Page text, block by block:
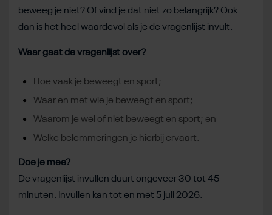
beweeg je niet? Of vind je dat niet zo belangrijk? Ook
dan is het heel waardevol als je de vragenlijst invult.
Waar gaat de vragenlijst over?
Hoe vaak je beweegt en sport;
Waar en met wie je beweegt en sport;
Waarom je wel of niet beweegt en sport; en
Welke belemmeringen je hierbij ervaart.
Doe je mee?
De vragenlijst invullen duurt ongeveer 30 tot 45
minuten. Invullen kan tot en met 5 juli 2026.